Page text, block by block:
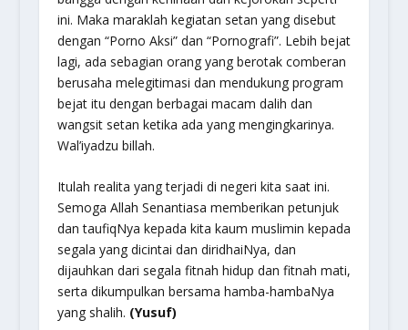
ini. Maka maraklah kegiatan setan yang disebut
dengan “Porno Aksi” dan “Pornografi”. Lebih bejat
lagi, ada sebagian orang yang berotak comberan
berusaha melegitimasi dan mendukung program
bejat itu dengan berbagai macam dalih dan
wangsit setan ketika ada yang mengingkarinya.
Wal’iyadzu billah.
Itulah realita yang terjadi di negeri kita saat ini.
Semoga Allah Senantiasa memberikan petunjuk
dan taufiqNya kepada kita kaum muslimin kepada
segala yang dicintai dan diridhaiNya, dan
dijauhkan dari segala fitnah hidup dan fitnah mati,
serta dikumpulkan bersama hamba-hambaNya
yang shalih. (Yusuf)